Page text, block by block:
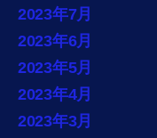
2023年7月
2023年6月
2023年5月
2023年4月
2023年3月